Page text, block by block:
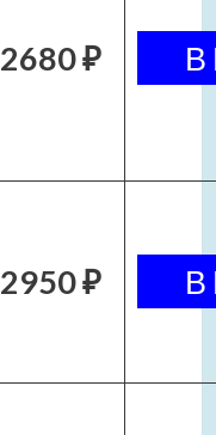
2680 ₽
2950 ₽